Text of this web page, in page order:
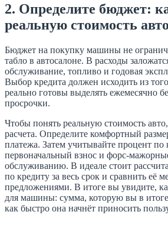
2. Определите бюджет:
реальную стоимость
Бюджет на покупку машины не
табло в автосалоне. В расходы
обслуживание, топливо и годовая
Выбор кредита должен исходить из
реально готовы выделять ежемесячно
просрочки.
Чтобы понять реальную стоимость
расчета. Определите комфортный
платежа. Затем учитывайте процент по
первоначальный взнос и форс-
обслуживанию. В идеале стоит
по кредиту за весь срок и сравнить её
предложениями. В итоге вы увидите,
для машины: сумма, которую вы в итоге
как быстро она начнёт приносить